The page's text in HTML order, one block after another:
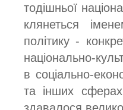
тодішньої
клянеться
політику -
національно-
в соціально-
та інших